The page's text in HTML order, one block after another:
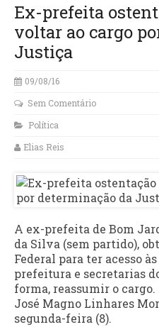
Ex-prefeita
voltar ao cargo
Justiça
09/08/16
Sem Comentário
Política
Elias Reis
A ex-prefeita de Bom
da Silva (sem partido),
Federal para ter acesso
prefeitura e secretarias
forma, reassumir o
José Magno Linhares
segunda-feira (8).